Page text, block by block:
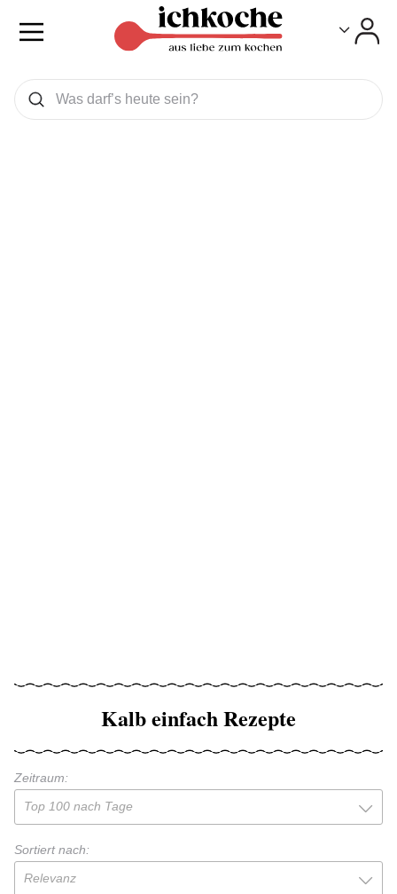
Was wollen Sie suchen
Suchen
Kalb einfach Rezepte
Zeitraum:
Top 100 nach Tage
Sortiert nach:
Relevanz